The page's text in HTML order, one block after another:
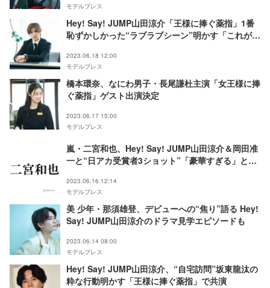
モデルプレス
Hey! Say! JUMP山田涼介「王様に捧ぐ薬指」1番
恥ずかしかった“ラブラブシーン”明かす「これが僕
2023.06.18 12:00
モデルプレス
橋本環奈、なにわ男子・長尾謙杜主演「女王様に捧
ぐ薬指」ゲスト出演決定
2023.06.17 15:00
モデルプレス
嵐・二宮和也、Hey! Say! JUMP山田涼介＆岡田准
一と“日アカ受賞者3ショット”「豪華すぎる」と反
2023.06.16 12:14
モデルプレス
美 少年・那須雄登、デビューへの“焦り”語る Hey!
Say! JUMP山田涼介のドラマ見学エピソードも
2023.06.14 08:00
モデルプレス
Hey! Say! JUMP山田涼介、“自宅訪問”坂東龍汰の
粋な行動明かす「王様に捧ぐ薬指」で共演